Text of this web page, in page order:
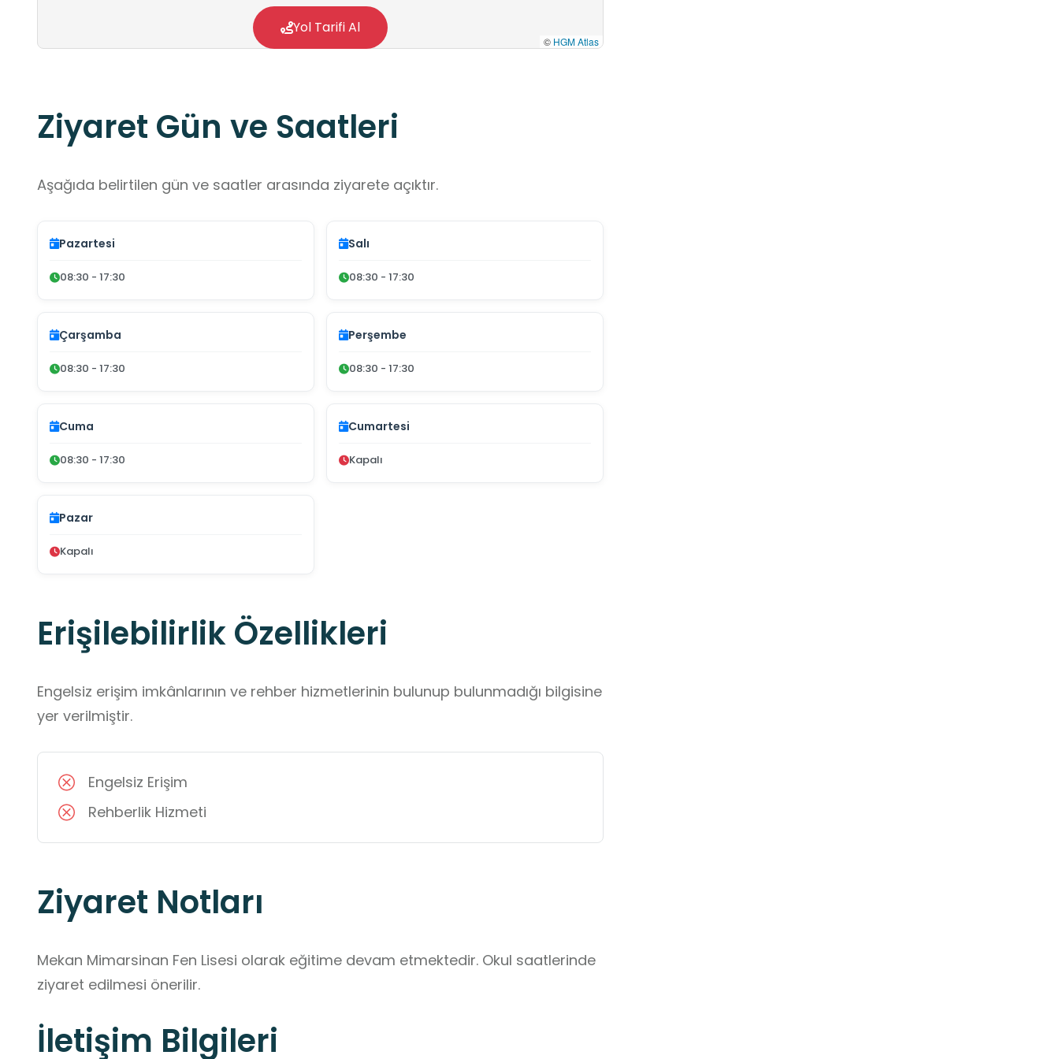
© HGM Atlas
Yol Tarifi Al
Ziyaret Gün ve Saatleri
Aşağıda belirtilen gün ve saatler arasında ziyarete açıktır.
Pazartesi
08:30 - 17:30
Salı
08:30 - 17:30
Çarşamba
08:30 - 17:30
Perşembe
08:30 - 17:30
Cuma
08:30 - 17:30
Cumartesi
Kapalı
Pazar
Kapalı
Erişilebilirlik Özellikleri
Engelsiz erişim imkânlarının ve rehber hizmetlerinin bulunup bulunmadığı bilgisine
yer verilmiştir.
Engelsiz Erişim
Rehberlik Hizmeti
Ziyaret Notları
Mekan Mimarsinan Fen Lisesi olarak eğitime devam etmektedir. Okul saatlerinde
ziyaret edilmesi önerilir.
İletişim Bilgileri